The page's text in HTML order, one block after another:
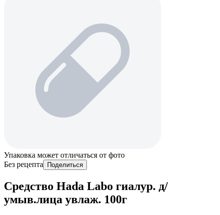
Упаковка может отличаться от фото
Без рецепта
Поделиться
Средство Hada Labo гиалур. д/
умыв.лица увлаж. 100г